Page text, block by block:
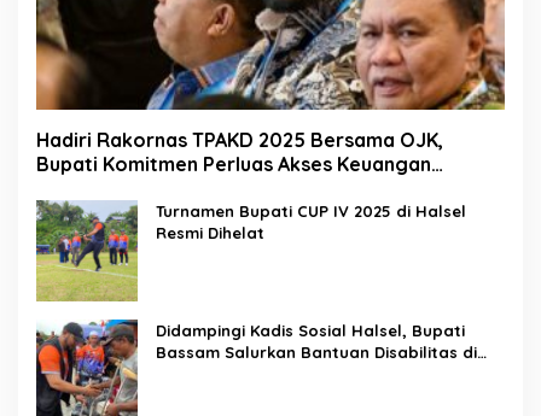
Hadiri Rakornas TPAKD 2025 Bersama OJK,
Bupati Komitmen Perluas Akses Keuangan
Turnamen Bupati CUP IV 2025 di Halsel
Resmi Dihelat
Didampingi Kadis Sosial Halsel, Bupati
Bassam Salurkan Bantuan Disabilitas di